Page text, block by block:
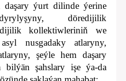
daşary ýurt dilinde ýerine
döredijilik
kollektiwleriniň we
nusgadaky atlaryny,
şeýle hem daşary
şahslary işe ýa-da